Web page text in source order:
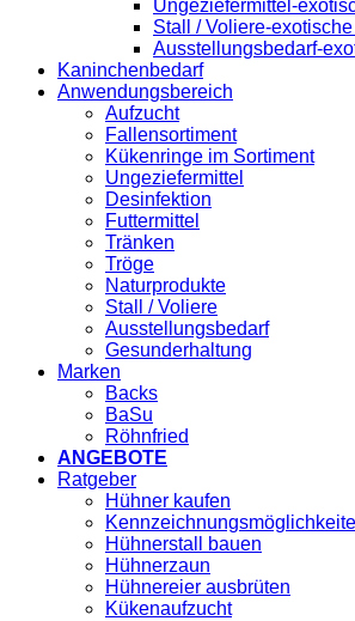
Ungeziefermittel-
Stall / Voliere-exotische
Ausstellungsbedarf-
Kaninchenbedarf
Anwendungsbereich
Aufzucht
Fallensortiment
Kükenringe im Sortiment
Ungeziefermittel
Desinfektion
Futtermittel
Tränken
Tröge
Naturprodukte
Stall / Voliere
Ausstellungsbedarf
Gesunderhaltung
Marken
Backs
BaSu
Röhnfried
ANGEBOTE
Ratgeber
Hühner kaufen
Hühnerstall bauen
Hühnerzaun
Hühnereier ausbrüten
Kükenaufzucht